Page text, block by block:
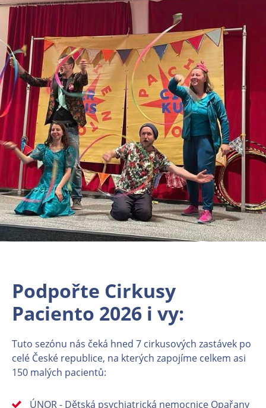
Podpořte Cirkusy
Paciento 2026 i vy:
Tuto sezónu nás čeká hned 7 cirkusových zastávek po
celé České republice, na kterých zapojíme celkem asi
150 malých pacientů:
ÚNOR - Dětská psychiatrická nemocnice Opařany